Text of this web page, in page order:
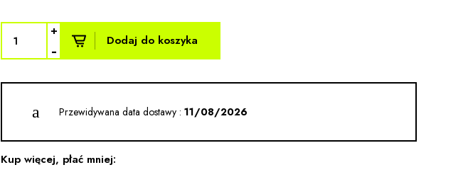
+
- Dodaj do koszyka
Przewidywana data dostawy : 11/08/2026
Kup więcej, płać mniej: